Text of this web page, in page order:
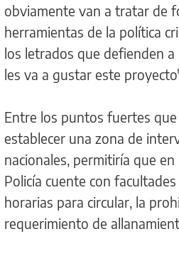
obviamente van a tratar de
herramientas de la política
los letrados que defienden
les va a gustar este
Entre los puntos fuertes que
establecer una zona de
nacionales, permitiría que
Policía cuente con
horarias para circular, la
requerimiento de